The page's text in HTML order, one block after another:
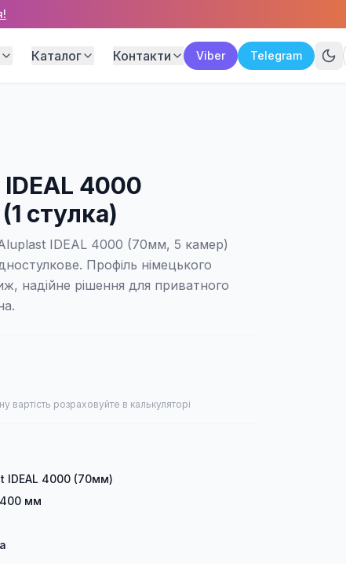
Каталог Контакти Viber Telegram
4000
стулка)
IDEAL 4000 (70мм, 5 камер)
Профіль німецького
надійне рішення для приватного
вартість розраховуйте в калькуляторі
IDEAL 4000 (70мм)
мм